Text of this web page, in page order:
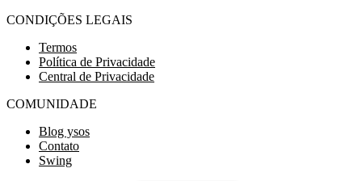
CONDIÇÕES LEGAIS
Termos
Política de Privacidade
Central de Privacidade
COMUNIDADE
Blog ysos
Contato
Swing